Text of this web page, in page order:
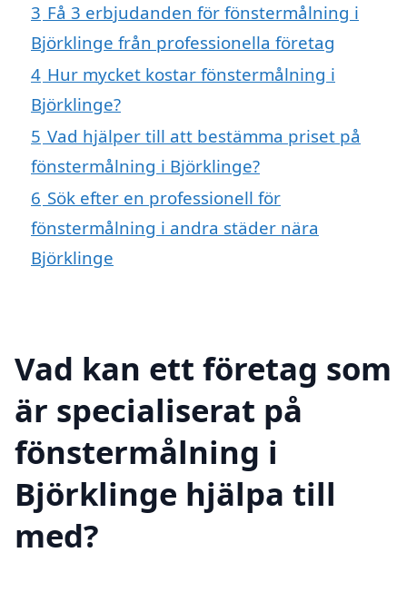
3 Få 3 erbjudanden för fönstermålning i
Björklinge från professionella företag
4 Hur mycket kostar fönstermålning i
Björklinge?
5 Vad hjälper till att bestämma priset på
fönstermålning i Björklinge?
6 Sök efter en professionell för
fönstermålning i andra städer nära
Björklinge
Vad kan ett företag som
är specialiserat på
fönstermålning i
Björklinge hjälpa till
med?